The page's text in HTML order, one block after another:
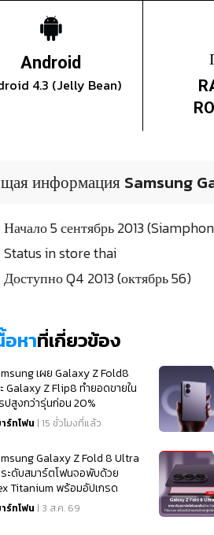
Android
4.3 (Jelly Bean)
информация Samsung
Начало 5 сентябрь 2013
Status in store thai
Доступно Q4 2013 (октябрь 56)
อหาที่เกี่ยวข้อง
เผย Galaxy Z Fold8
Galaxy Z Flip8 ทำยอดขายใน
ปสูงกว่ารุ่นก่อน 20%
ร์ทโฟน | 15 ชั่วโมงที่แล้ว
Galaxy Z Fold 8 Ultra
ะดับสมาร์ตโฟนจอพับด้วย
Titanium พร้อมอัปเกรด
คจอสุดเนียนตา
ร์ทโฟน | 3 ส.ค. 69